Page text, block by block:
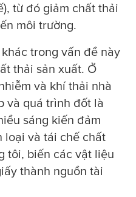
từ đó giảm chất thải
môi trường.
trong vấn đề này
thải sản xuất. Ở
và khí thải nhà
và quá trình đốt là
sáng kiến đảm
loại và tái chế chất
tôi, biến các vật liệu
thành nguồn tài